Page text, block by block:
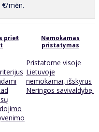
mėn.
prieš
Nemokamas
pristatymas
Pristatome visoje
Lietuvoje
nemokamai, išskyrus
Neringos savivaldybę.